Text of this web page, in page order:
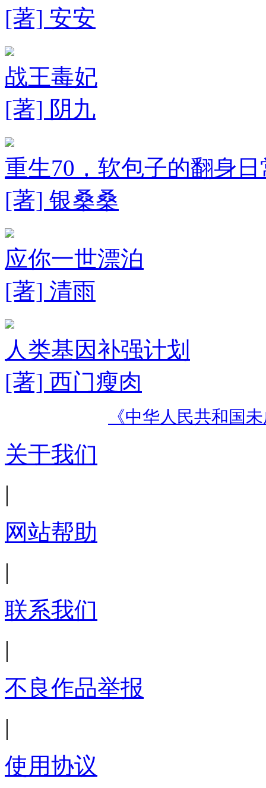
[著] 安安
战王毒妃
[著] 阴九
重生70，软包子的翻身日
[著] 银桑桑
应你一世漂泊
[著] 清雨
人类基因补强计划
[著] 西门瘦肉
《中华人民共和国
关于我们
|
网站帮助
|
联系我们
|
不良作品举报
|
使用协议